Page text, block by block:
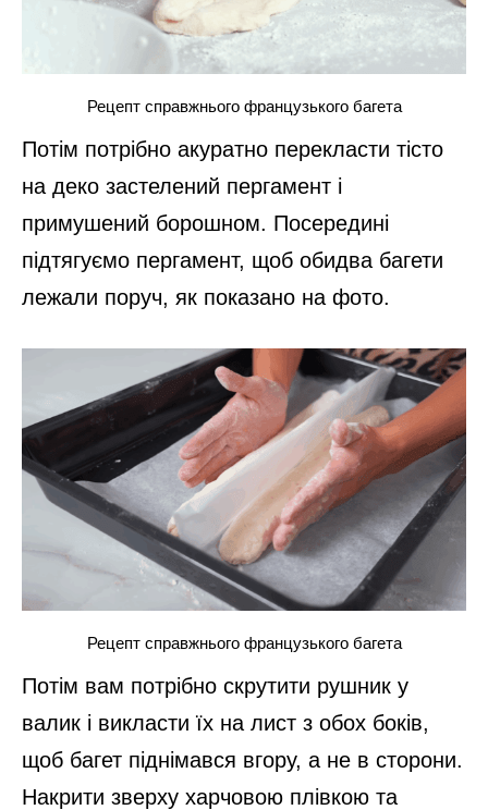
Рецепт справжнього французького багета
Потім потрібно акуратно перекласти тісто
на деко застелений пергамент і
примушений борошном. Посередині
підтягуємо пергамент, щоб обидва багети
лежали поруч, як показано на фото.
Рецепт справжнього французького багета
Потім вам потрібно скрутити рушник у
валик і викласти їх на лист з обох боків,
щоб багет піднімався вгору, а не в сторони.
Накрити зверху харчовою плівкою та